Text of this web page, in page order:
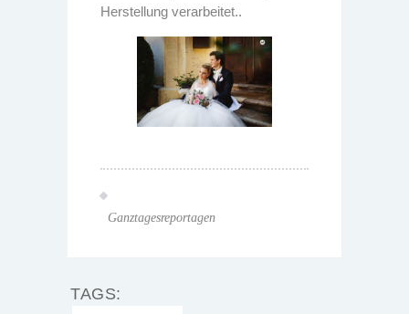
Herstellung verarbeitet..
Ganztagesreportagen
TAGS: